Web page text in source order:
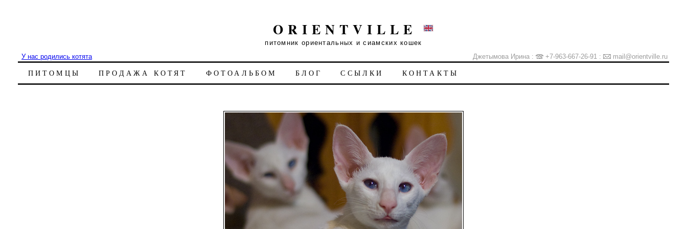
ORIENTVILLE
питомник ориентальных и сиамских кошек
У нас родились котята
Джетымова Ирина : +7-963-667-26-91 : mail@orientville.ru
ПИТОМЦЫ ПРОДАЖА КОТЯТ ФОТОАЛЬБОМ БЛОГ ССЫЛКИ КОНТАКТЫ